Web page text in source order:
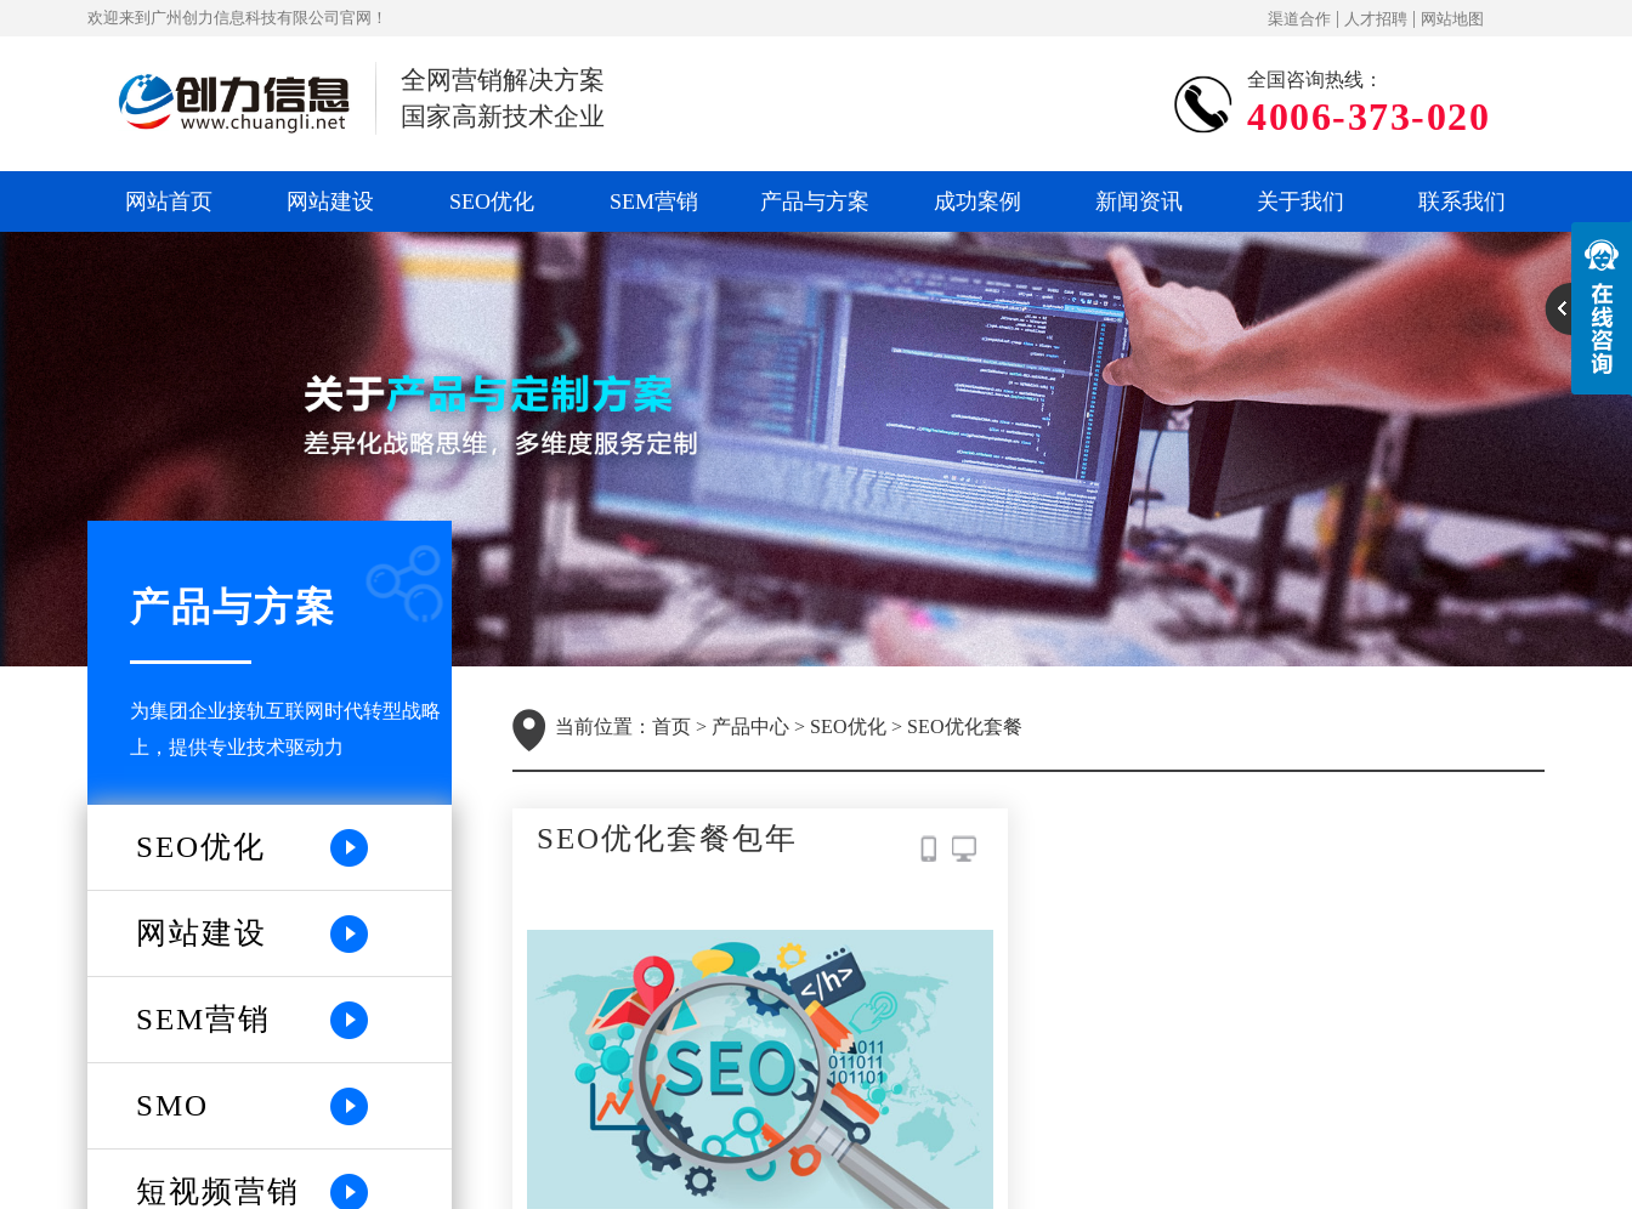
欢迎来到广州创力信息科技有限公司官网！ 渠道合作 | 人才招聘 | 网站地图
全网营销解决方案
国家高新技术企业
全国咨询热线：
4006-373-020
网站首页 网站建设 SEO优化 SEM营销 产品与方案 成功案例 新闻资讯 关于我们 联系我们
产品与方案
为集团企业接轨互联网时代转型战略
上，提供专业技术驱动力
SEO优化
网站建设
SEM营销
SMO
短视频营销
当前位置： 首页 > 产品中心 > SEO优化 > SEO优化套餐
SEO优化套餐包年